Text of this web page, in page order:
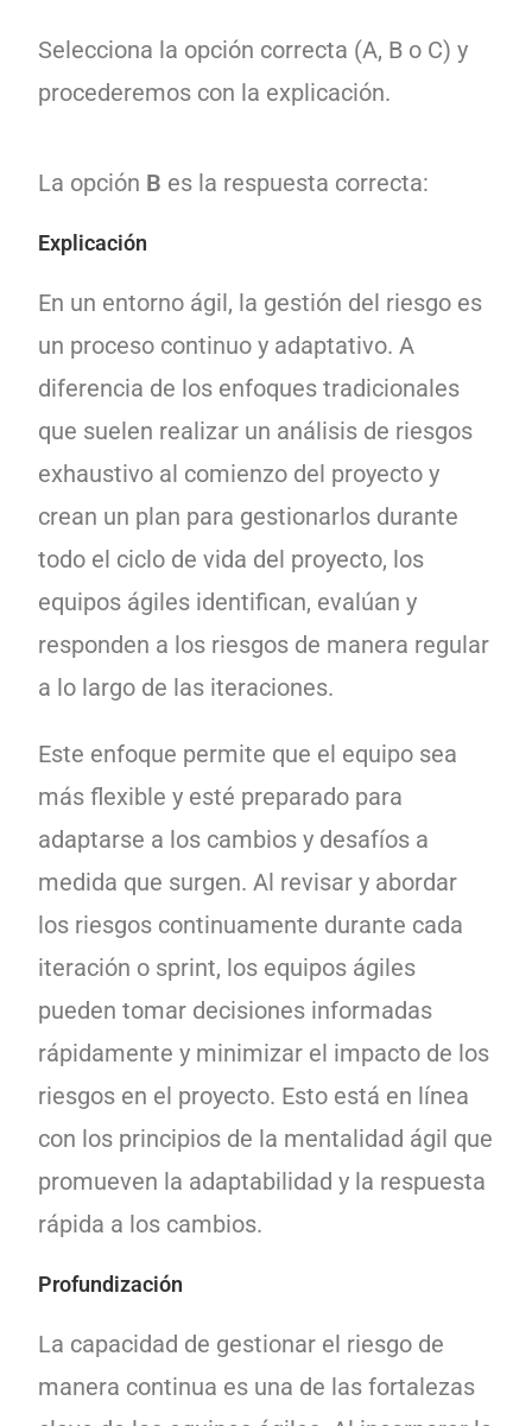
Selecciona la opción correcta (A, B o C) y
procederemos con la explicación.
La opción B es la respuesta correcta:
Explicación
En un entorno ágil, la gestión del riesgo es
un proceso continuo y adaptativo. A
diferencia de los enfoques tradicionales
que suelen realizar un análisis de riesgos
exhaustivo al comienzo del proyecto y
crean un plan para gestionarlos durante
todo el ciclo de vida del proyecto, los
equipos ágiles identifican, evalúan y
responden a los riesgos de manera regular
a lo largo de las iteraciones.
Este enfoque permite que el equipo sea
más flexible y esté preparado para
adaptarse a los cambios y desafíos a
medida que surgen. Al revisar y abordar
los riesgos continuamente durante cada
iteración o sprint, los equipos ágiles
pueden tomar decisiones informadas
rápidamente y minimizar el impacto de los
riesgos en el proyecto. Esto está en línea
con los principios de la mentalidad ágil que
promueven la adaptabilidad y la respuesta
rápida a los cambios.
Profundización
La capacidad de gestionar el riesgo de
manera continua es una de las fortalezas